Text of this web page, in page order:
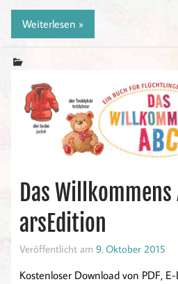
Weiterlesen »
Das Willkommens
arsEdition
Veröffentlicht am 9. Oktober 2015
Kostenloser Download von PDF,